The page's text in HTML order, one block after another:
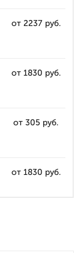
от 2237 руб.
от 1830 руб.
от 305 руб.
от 1830 руб.